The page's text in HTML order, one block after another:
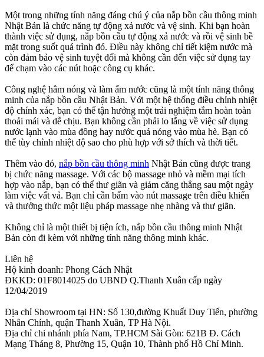
Một trong những tính năng đáng chú ý của nắp bồn cầu thông minh
Nhật Bản là chức năng tự động xả nước và vệ sinh. Khi bạn hoàn
thành việc sử dụng, nắp bồn cầu tự động xả nước và rồi vệ sinh bề
mặt trong suốt quá trình đó. Điều này không chỉ tiết kiệm nước mà
còn đảm bảo vệ sinh tuyệt đối mà không cần đến việc sử dụng tay
để chạm vào các nút hoặc công cụ khác.
Công nghệ hâm nóng và làm ấm nước cũng là một tính năng thông
minh của nắp bồn cầu Nhật Bản. Với một hệ thống điều chỉnh nhiệt
độ chính xác, bạn có thể tận hưởng một trải nghiệm tắm hoàn toàn
thoải mái và dễ chịu. Bạn không cần phải lo lắng về việc sử dụng
nước lạnh vào mùa đông hay nước quá nóng vào mùa hè. Bạn có
thể tùy chỉnh nhiệt độ sao cho phù hợp với sở thích và thời tiết.
Thêm vào đó, nắp bồn cầu thông minh Nhật Bản cũng được trang
bị chức năng massage. Với các bộ massage nhỏ và mềm mại tích
hợp vào nắp, bạn có thể thư giãn và giảm căng thẳng sau một ngày
làm việc vất vả. Bạn chỉ cần bấm vào nút massage trên điều khiển
và thưởng thức một liệu pháp massage nhẹ nhàng và thư giãn.
Không chỉ là một thiết bị tiện ích, nắp bồn cầu thông minh Nhật
Bản còn đi kèm với những tính năng thông minh khác.
Liên hệ
Hộ kinh doanh: Phong Cách Nhật
ĐKKD: 01F8014025 do UBND Q.Thanh Xuân cấp ngày
12/04/2019
Địa chỉ Showroom tại HN: Số 130,đường Khuất Duy Tiến, phường
Nhân Chính, quận Thanh Xuân, TP Hà Nội.
Địa chỉ chi nhánh phía Nam, TP.HCM Sài Gòn: 621B Đ. Cách
Mạng Tháng 8, Phường 15, Quận 10, Thành phố Hồ Chí Minh.